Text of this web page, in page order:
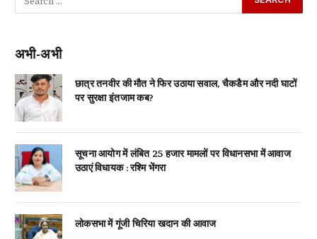
अभी-अभी
छात्र तनवीर की मौत ने फिर उठाया सवाल, चैकडैम और नदी घाटों
पर सुरक्षा इंतजाम कब?
सूचना आयोग में लंबित 25 हजार मामलों पर विधानसभा में आवाज
उठाएं विधायक : रश्मि भेंगरा
लोकसभा में गूंजी चिरिया खदान की आवाज